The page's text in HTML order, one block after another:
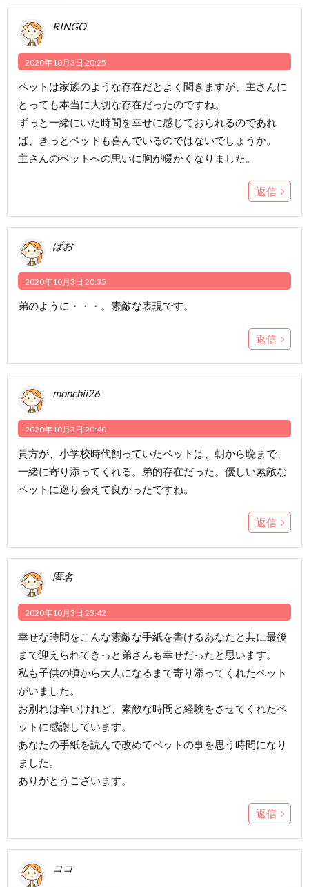
RINGO
2020年10月3日 20:25
ペットは家族のような存在だとよく聞きますが、主さんに
とっても本当に大切な存在だったのですね。
ずっと一緒にいた時間を幸せに感じておられるのであれ
ば、きっとペットも喜んでいるのではないでしょうか。
主さんのペットへの思いに胸が暖かくなりました。
返信
ぱお
2020年10月3日 20:35
弟のように・・・。素敵な表現です。
返信
monchii26
2020年10月3日 20:40
貴方が、小学校時代飼っていたペットは、朝から晩まで、
一緒に寄り添ってくれる。弟的存在だった。優しい素敵な
ペットに巡り会えて良かったですね。
返信
匿名
2020年10月3日 23:42
幸せな時間をこんな素敵な手紙を書けるあなたと共に最後
まで迎えられてきっと弟さんも幸せだったと思います。
私も子供の頃から大人になるまで寄り添ってくれたペット
がいました。
お別れは辛いけれど、素敵な時間と経験をさせてくれたペ
ットに感謝しています。
あなたの手紙を読んで改めてペットの事を思う時間になり
ました。
ありがとうございます。
返信
ココ